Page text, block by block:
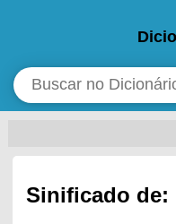
Sinificado de: